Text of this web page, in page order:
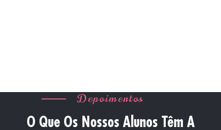
Depoimentos
O Que Os Nossos Alunos Têm A